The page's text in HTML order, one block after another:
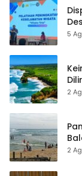
5
2
2